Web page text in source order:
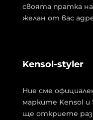
своята пратка
желан от вас
Kensol-styler
Ние сме
марките Kensol и
ще откриете